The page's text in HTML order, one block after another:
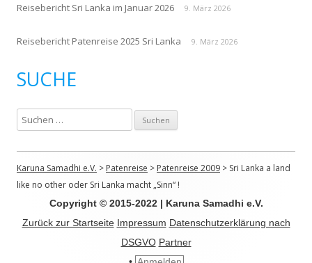
Reisebericht Sri Lanka im Januar 2026 9. März 2026
Reisebericht Patenreise 2025 Sri Lanka 9. März 2026
SUCHE
u
c
h
e
Karuna Samadhi e.V. > Patenreise > Patenreise 2009 > Sri Lanka a land
like no other oder Sri Lanka macht „Sinn“ !
Copyright © 2015-2022 | Karuna Samadhi e.V.
Zurück zur Startseite Impressum Datenschutzerklärung nach
DSGVO Partner